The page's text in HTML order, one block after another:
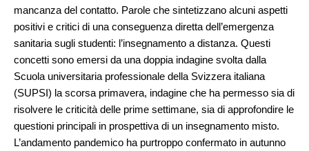
mancanza del contatto. Parole che sintetizzano alcuni aspetti
positivi e critici di una conseguenza diretta dell’emergenza
sanitaria sugli studenti: l’insegnamento a distanza. Questi
concetti sono emersi da una doppia indagine svolta dalla
Scuola universitaria professionale della Svizzera italiana
(SUPSI) la scorsa primavera, indagine che ha permesso sia di
risolvere le criticità delle prime settimane, sia di approfondire le
questioni principali in prospettiva di un insegnamento misto.
L’andamento pandemico ha purtroppo confermato in autunno